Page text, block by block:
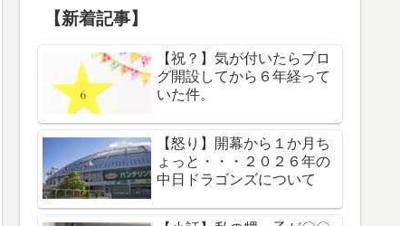
【新着記事】
【祝？】気が付いたらブロ
グ開設してから６年経って
いた件。
【怒り】開幕から１か月ち
ょっと・・・２０２６年の
中日ドラゴンズについて